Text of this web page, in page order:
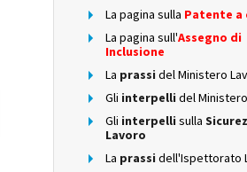
La pagina sulla Patente
La pagina sull'Assegno di
Inclusione
La prassi del Ministero
Gli interpelli del
Gli interpelli sulla
Lavoro
La prassi dell'Ispettorato